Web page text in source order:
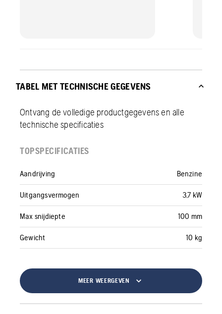
TABEL MET TECHNISCHE GEGEVENS
Ontvang de volledige productgegevens en alle
technische specificaties
TOPSPECIFICATIES
Aandrijving Benzine
Uitgangsvermogen 3,7 kW
Max snijdiepte 100 mm
Gewicht 10 kg
MEER WEERGEVEN